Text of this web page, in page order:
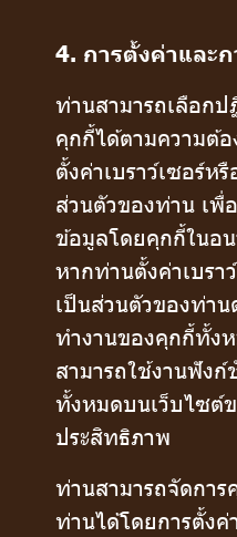
4. การตั้งค่าและ
ท่านสามารถเลือกป
คุกกี้ได้ตามความต้
ตั้งค่าเบราว์เซอร์ห
ส่วนตัวของท่าน เพื่
ข้อมูลโดยคุกกี้ในอ
หากท่านตั้งค่าเบรา
เป็นส่วนตัวของท่าน
ทำงานของคุกกี้ทั้ง
สามารถใช้งานฟัง
ทั้งหมดบนเว็บไซต์ข
ประสิทธิภาพ
ท่านสามารถจัดการ
ท่านได้โดยการตั้งค่